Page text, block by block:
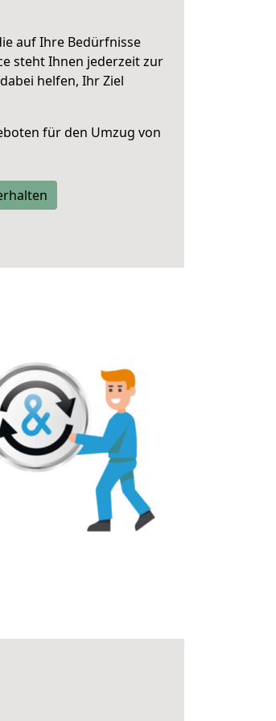
auf Ihre Bedürfnisse
steht Ihnen jederzeit zur
helfen, Ihr Ziel
für den Umzug von